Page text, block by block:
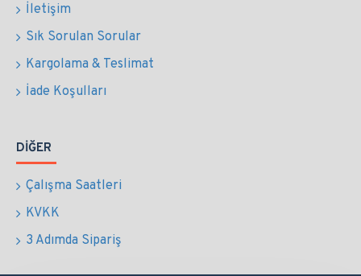
İletişim
Sık Sorulan Sorular
Kargolama & Teslimat
İade Koşulları
DIĞER
Çalışma Saatleri
KVKK
3 Adımda Sipariş